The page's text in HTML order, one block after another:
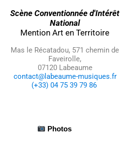
Scène Conventionnée d'Intérêt
National
Mention Art en Territoire
Mas le Récatadou, 571 chemin de
Faveirolle,
07120 Labeaume
contact@labeaume-musiques.fr
(+33) 04 75 39 79 86
Photos